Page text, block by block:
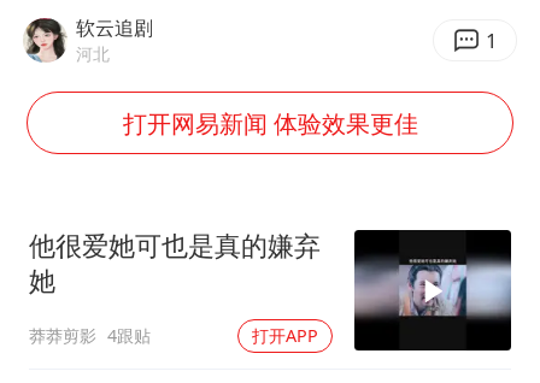
外交部发言人就广岛核爆81周年等答记者问
感觉全东北都在等7号
奋进开新局 实干挑大梁
软云追剧
河北 1
打开网易新闻 体验效果更佳
他很爱她可也是真的嫌弃
她
莽莽剪影 4跟贴 打开APP